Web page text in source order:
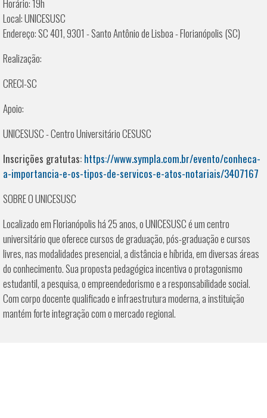
Horário: 19h
Local: UNICESUSC
Endereço: SC 401, 9301 - Santo Antônio de Lisboa - Florianópolis (SC)
Realização:
CRECI-SC
Apoio:
UNICESUSC - Centro Universitário CESUSC
Inscrições gratutas: https://www.sympla.com.br/evento/conheca-
a-importancia-e-os-tipos-de-servicos-e-atos-notariais/3407167
SOBRE O UNICESUSC
Localizado em Florianópolis há 25 anos, o UNICESUSC é um centro
universitário que oferece cursos de graduação, pós-graduação e cursos
livres, nas modalidades presencial, a distância e híbrida, em diversas áreas
do conhecimento. Sua proposta pedagógica incentiva o protagonismo
estudantil, a pesquisa, o empreendedorismo e a responsabilidade social.
Com corpo docente qualificado e infraestrutura moderna, a instituição
mantém forte integração com o mercado regional.